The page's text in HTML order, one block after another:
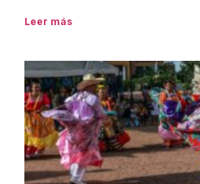
Leer más